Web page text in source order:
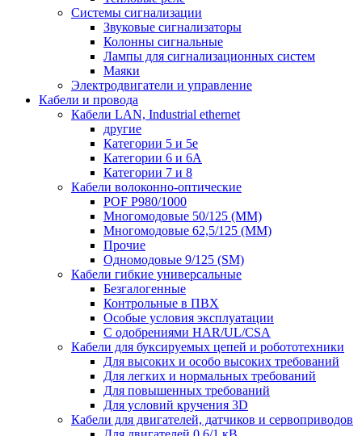
Системы сигнализации
Звуковые сигнализаторы
Колонны сигнальные
Лампы для сигнализационных систем
Маяки
Электродвигатели и управление
Кабели и провода
Кабели LAN, Industrial ethernet
другие
Категории 5 и 5е
Категории 6 и 6A
Категории 7 и 8
Кабели волоконно-оптические
POF P980/1000
Многомодовые 50/125 (ММ)
Многомодовые 62,5/125 (ММ)
Прочие
Одномодовые 9/125 (SM)
Кабели гибкие универсальные
Безгалогенные
Контрольные в ПВХ
Особые условия эксплуатации
С одобрениями HAR/UL/CSA
Кабели для буксируемых цепей и робототехники
Для высоких и особо высоких требований
Для легких и нормальных требований
Для повышенных требований
Для условий кручения 3D
Кабели для двигателей, датчиков и сервоприводов